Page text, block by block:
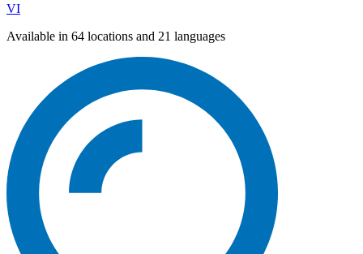
VI
Available in 64 locations and 21 languages